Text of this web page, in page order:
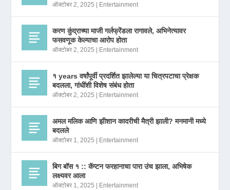
ऑक्टोबर 2, 2025 Entertainment
करण कुंद्राच्या माजी गर्लफ्रेंडला रागावले, अभिनेत्यावर
फसवणूक केल्याचा आरोप होता
ऑक्टोबर 2, 2025 Entertainment
१ years वर्षांपूर्वी प्रदर्शित झालेल्या या चित्रपटाचा प्रेक्षक
बदलला, गांधींशी विशेष संबंध होता
ऑक्टोबर 2, 2025 Entertainment
अमल मलिक आणि झीशान कादरीची मैत्री झाली? मनमानी मध्ये
बदलले
ऑक्टोबर 1, 2025 Entertainment
बिग बॉस १ :: कॅप्टन फरहानाचा पारा उंच झाला, अभिषेक
लक्ष्यवर आला
ऑक्टोबर 1, 2025 Entertainment